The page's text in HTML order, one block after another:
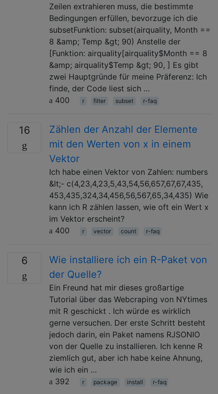
Zeilen extrahieren muss, die bestimmte
Bedingungen erfüllen, bevorzuge ich die
subsetFunktion: subset(airquality, Month ==
8 &amp; Temp &gt; 90) Anstelle der
[Funktion: airquality[airquality$Month == 8
&amp; airquality$Temp &gt; 90, ] Es gibt
zwei Hauptgründe für meine Präferenz: Ich
finde, der Code liest sich …
400
r filter subset r-faq
16
Zählen der Anzahl der Elemente
mit den Werten von x in einem
Vektor
Ich habe einen Vektor von Zahlen: numbers
&lt;- c(4,23,4,23,5,43,54,56,657,67,67,435,
453,435,324,34,456,56,567,65,34,435) Wie
kann ich R zählen lassen, wie oft ein Wert x
im Vektor erscheint?
400
r vector count r-faq
6
Wie installiere ich ein R-Paket von
der Quelle?
Ein Freund hat mir dieses großartige
Tutorial über das Webcraping von NYtimes
mit R geschickt . Ich würde es wirklich
gerne versuchen. Der erste Schritt besteht
jedoch darin, ein Paket namens RJSONIO
von der Quelle zu installieren. Ich kenne R
ziemlich gut, aber ich habe keine Ahnung,
wie ich ein …
392
r package install r-faq